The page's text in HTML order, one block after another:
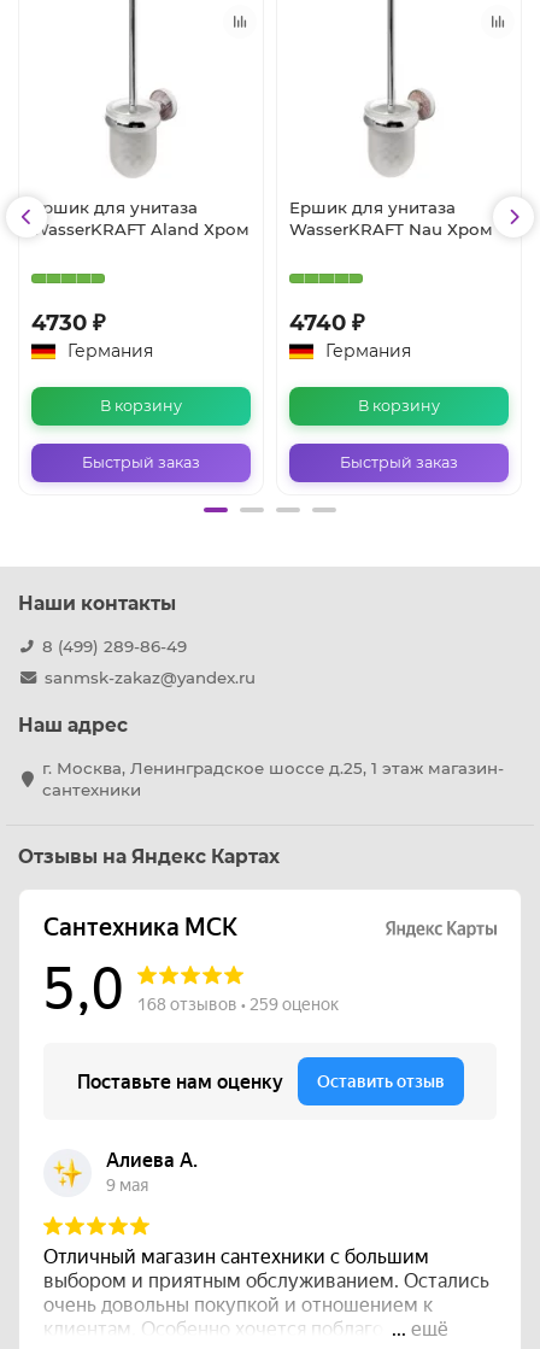
Ершик для унитаза
WasserKRAFT Aland Хром
4730 ₽
Германия
В корзину
Быстрый заказ
Ершик для унитаза
WasserKRAFT Nau Хром
4740 ₽
Германия
В корзину
Быстрый заказ
Наши контакты
8 (499) 289-86-49
sanmsk-zakaz@yandex.ru
Наш адрес
г. Москва, Ленинградское шоссе д.25, 1 этаж магазин-
сантехники
Отзывы на Яндекс Картах